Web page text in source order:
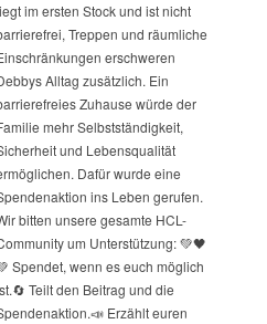
im ersten Stock und ist nicht
Treppen und räumliche
erschweren
Alltag zusätzlich. Ein
Zuhause würde der
mehr Selbstständigkeit,
und Lebensqualität
Dafür wurde eine
ins Leben gerufen.
bitten unsere gesamte HCL-
um Unterstützung: 💚🖤
Spendet, wenn es euch möglich
🔄 Teilt den Beitrag und die
📣 Erzählt euren